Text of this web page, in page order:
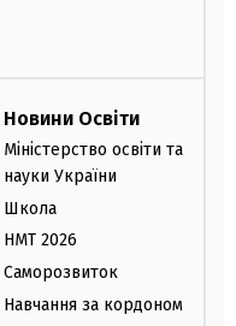
Новини Освіти
Міністерство освіти та
науки України
Школа
НМТ 2026
Саморозвиток
Навчання за кордоном